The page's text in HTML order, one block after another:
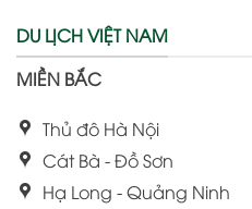
DU LỊCH VIỆT NAM
MIỀN BẮC
Thủ đô Hà Nội
Cát Bà - Đồ Sơn
Hạ Long - Quảng Ninh